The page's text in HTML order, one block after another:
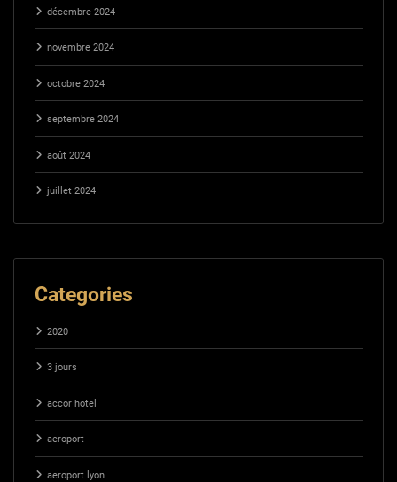
décembre 2024
novembre 2024
octobre 2024
septembre 2024
août 2024
juillet 2024
Categories
2020
3 jours
accor hotel
aeroport
aeroport lyon